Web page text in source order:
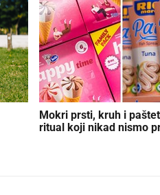
Mokri prsti, kruh i
ritual koji nikad nismo